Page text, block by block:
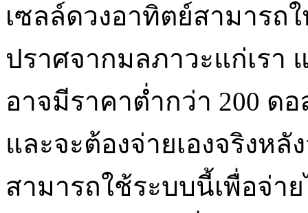
เซลล์ดวงอาทิตย์สามารถ
ปราศจากมลภาวะแก่เรา
อาจมีราคาต่ำกว่า 200 ด
และจะต้องจ่ายเองจริงห
สามารถใช้ระบบนี้เพื่อจ่า